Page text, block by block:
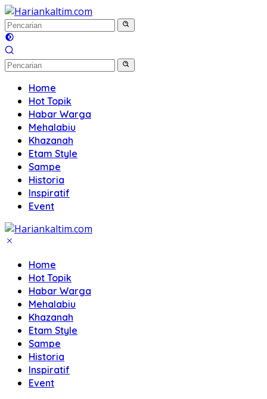
Langsung
ke
konten
Home
Hot Topik
Habar Warga
Mehalabiu
Khazanah
Etam Style
Sampe
Historia
Inspiratif
Event
Home
Hot Topik
Habar Warga
Mehalabiu
Khazanah
Etam Style
Sampe
Historia
Inspiratif
Event